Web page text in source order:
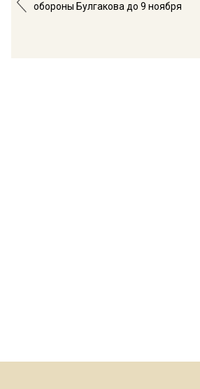
обороны Булгакова до 9 ноября